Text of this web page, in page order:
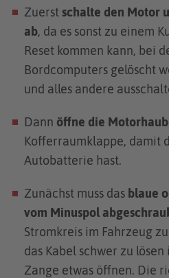
Zuerst schalte den Motor
ab, da es sonst zu einem
Reset kommen kann, bei
Bordcomputers gelöscht
und alles andere
Dann öffne die
Kofferraumklappe, damit
Autobatterie hast.
Zunächst muss das blaue
vom Minuspol
Stromkreis im Fahrzeug
das Kabel schwer zu
Zange etwas öffnen. Die